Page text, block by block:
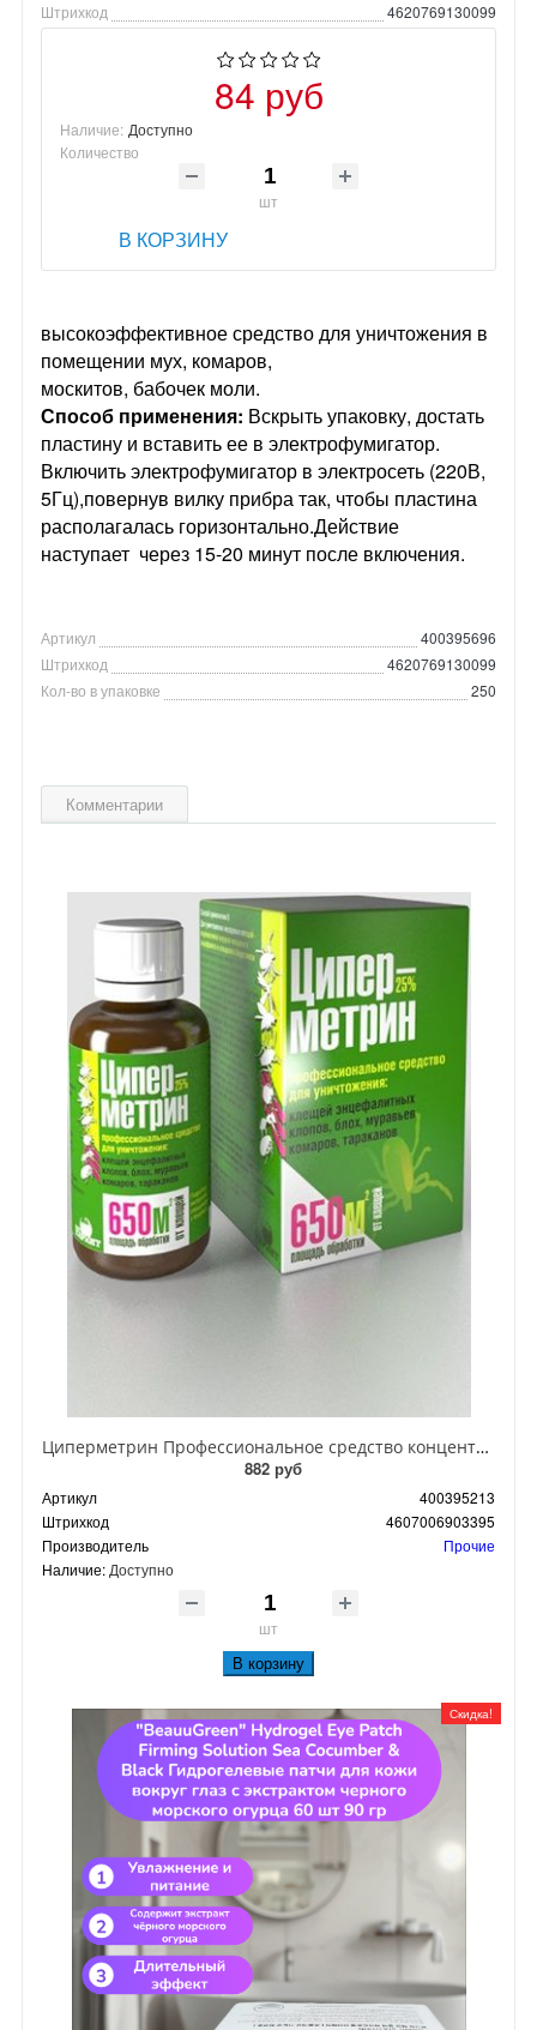
Штрихкод
4620769130099
84 руб
Наличие: Доступно
Количество
шт
В КОРЗИНУ
высокоэффективное средство для уничтожения в
помещении мух, комаров,
москитов, бабочек моли.
Способ применения: Вскрыть упаковку, достать
пластину и вставить ее в электрофумигатор.
Включить электрофумигатор в электросеть (220В,
5Гц),повернув вилку прибра так, чтобы пластина
располагалась горизонтально.Действие
наступает через 15-20 минут после включения.
Артикул
400395696
Штрихкод
4620769130099
Кол-во в упаковке
250
Комментарии
Циперметрин Профессиональное средство концентрат эмульсии 25% для уничтожения тараканов, мух,комаров, блох, клопов, муравьев, ос 50 мл
882 руб
Артикул
400395213
Штрихкод
4607006903395
Производитель
Прочие
Наличие:Доступно
шт
В корзину
Скидка!